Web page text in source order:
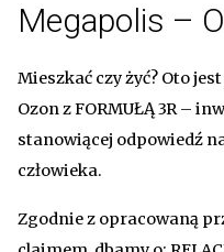
Megapolis –
Mieszkać czy żyć? Oto
Ozon z FORMUŁĄ 3R –
stanowiącej odpowiedź
człowieka.
Zgodnie z opracowaną